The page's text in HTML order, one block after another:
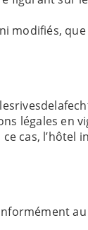
modifiés,
légales en
cas,